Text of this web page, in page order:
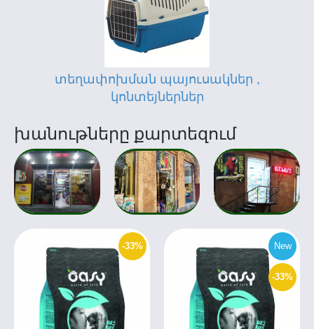
տեղափոխման պայուսակներ ,
կոնտեյներներ
խանութները քարտեզում
-33% New
-33%